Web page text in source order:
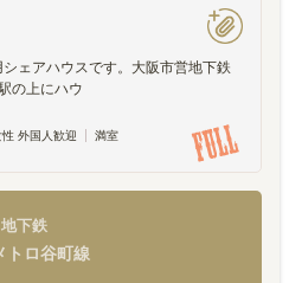
ェアハウスです。大阪市営地下鉄
の上にハウ
性 外国人歓迎 満室
地下鉄
トロ谷町線